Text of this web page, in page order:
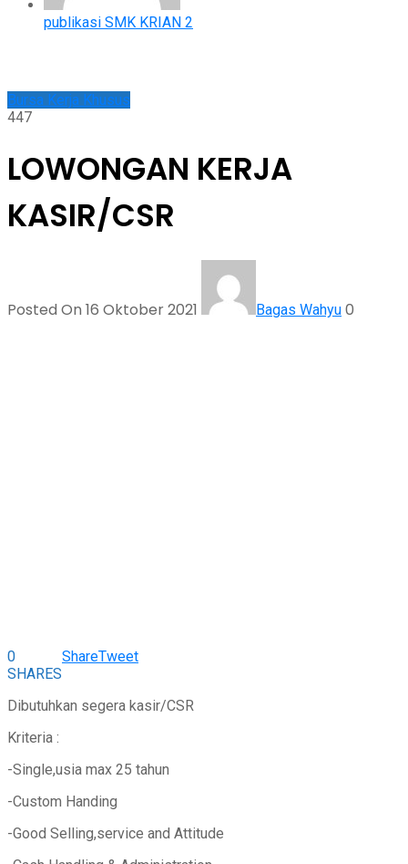
publikasi SMK KRIAN 2
Bursa Kerja Khusus
447
LOWONGAN KERJA
KASIR/CSR
Posted On 16 Oktober 2021 Bagas Wahyu 0
0
SHARES
ShareTweet
Dibutuhkan segera kasir/CSR
Kriteria :
-Single,usia max 25 tahun
-Custom Handing
-Good Selling,service and Attitude